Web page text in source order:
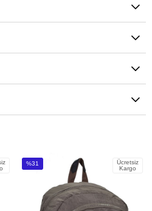
%31
%31İndirim
Ücretsiz
Kargo